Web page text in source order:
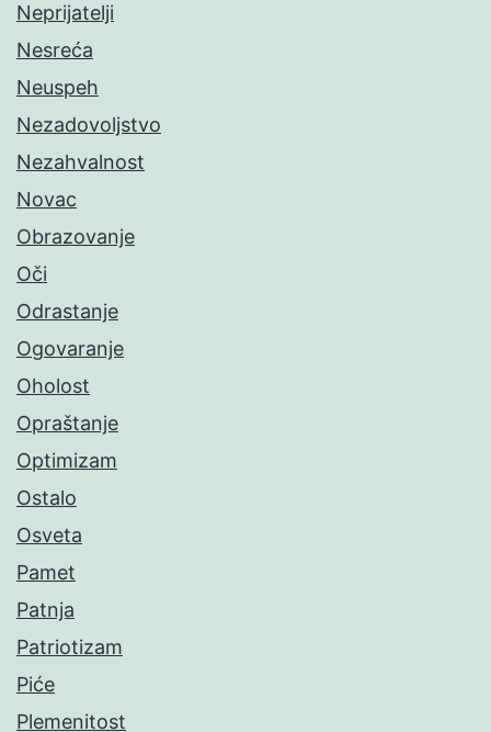
Neprijatelji
Nesreća
Neuspeh
Nezadovoljstvo
Nezahvalnost
Novac
Obrazovanje
Oči
Odrastanje
Ogovaranje
Oholost
Opraštanje
Optimizam
Ostalo
Osveta
Pamet
Patnja
Patriotizam
Piće
Plemenitost